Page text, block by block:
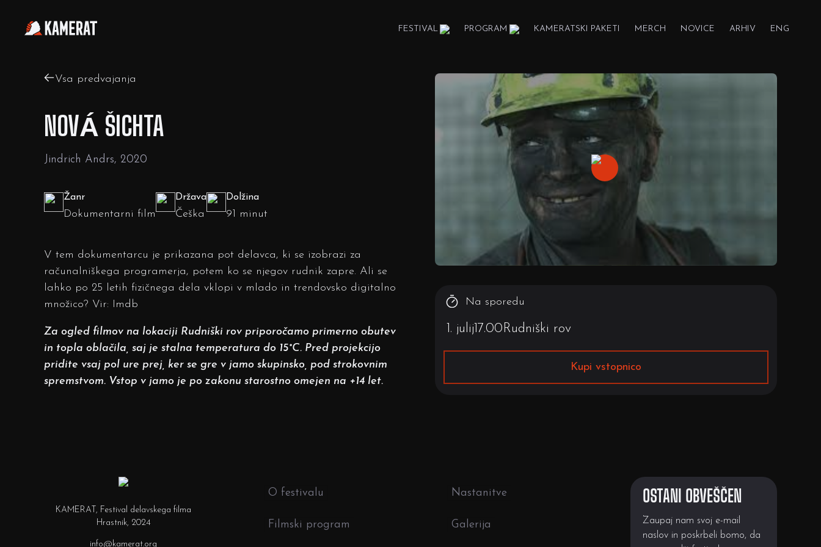
FESTIVAL PROGRAM KAMERATSKI PAKETI MERCH NOVICE ARHIV ENG
Vsa predvajanja
NOVÁ ŠICHTA
Jindrich Andrs, 2020
Žanr
Dokumentarni film
Država
Češka
Dolžina
91 minut
V tem dokumentarcu je prikazana pot delavca, ki se izobrazi za
računalniškega programerja, potem ko se njegov rudnik zapre. Ali se
lahko po 25 letih fizičnega dela vklopi v mlado in trendovsko digitalno
množico? Vir: Imdb
Za ogled filmov na lokaciji Rudniški rov priporočamo primerno obutev
in topla oblačila, saj je stalna temperatura do 15˚C. Pred projekcijo
pridite vsaj pol ure prej, ker se gre v jamo skupinsko, pod strokovnim
spremstvom. Vstop v jamo je po zakonu starostno omejen na +14 let.
Na sporedu
1. julij17.00Rudniški rov
Kupi vstopnico
KAMERAT, Festival delavskega filma
Hrastnik, 2024
info@kamerat.org
O festivalu
Filmski program
Nastanitve
Galerija
OSTANI OBVEŠČEN
Zaupaj nam svoj e-mail
naslov in poskrbeli bomo, da